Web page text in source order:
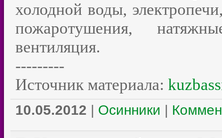
холодной воды,
пожаротушения,
вентиляция.
---------
Источник материала:
10.05.2012 | Осинники |